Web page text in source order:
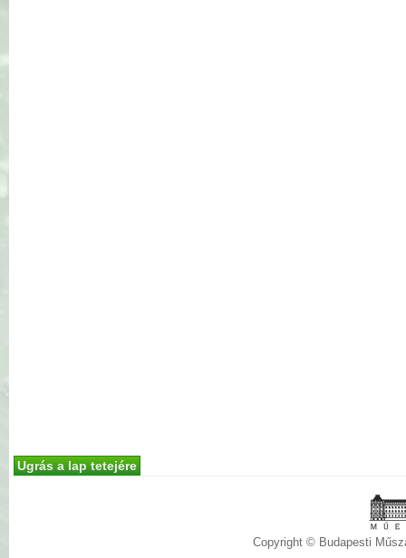
Copyright © Budapesti
Ugrás a lap tetejére